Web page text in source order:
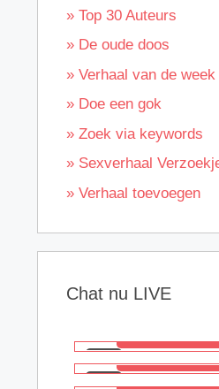
» Top 30 Auteurs
» De oude doos
» Verhaal van de week
» Doe een gok
» Zoek via keywords
» Sexverhaal
» Verhaal toevoegen
Chat nu LIVE